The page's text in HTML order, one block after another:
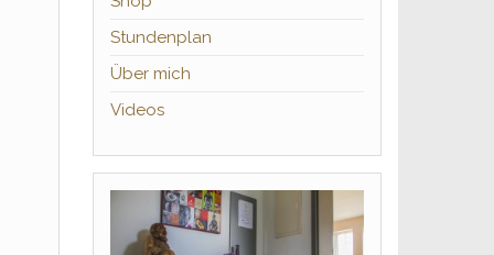
Stundenplan
Über mich
Videos